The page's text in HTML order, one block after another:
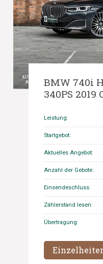
BMW 740i
340PS 2019
Leistung:
Startgebot:
Aktuelles Angebot:
Anzahl der Gebote:
Einsendeschluss:
Zählerstand lesen:
Übertragung: